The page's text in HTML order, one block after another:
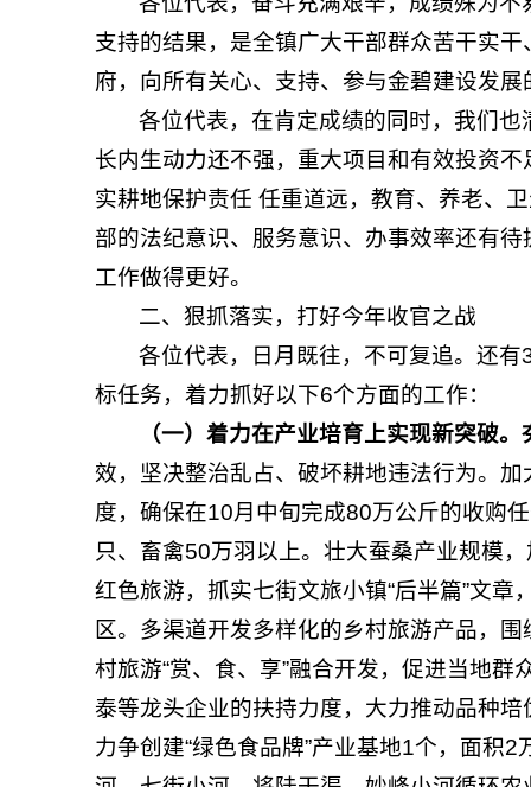
支持的结果，是全镇广大干部群众苦干实
府，向所有关心、支持、参与金碧建设发
各位代表，在肯定成绩的同时，我们
长内生动力还不强，重大项目和有效投资
实耕地保护责任 任重道远，教育、养老、
部的法纪意识、服务意识、办事效率还有
工作做得更好。
二、狠抓落实，打好今年收官之战
各位代表，日月既往，不可复追。还
标任务，着力抓好以下6个方面的工作：
（一）着力在产业培育上实现新突破。
效，坚决整治乱占、破坏耕地违法行为。
度，确保在10月中旬完成80万公斤的收购
只、畜禽50万羽以上。壮大蚕桑产业规模
红色旅游，抓实七街文旅小镇“后半篇”文
区。多渠道开发多样化的乡村旅游产品，
村旅游“赏、食、享”融合开发，促进当地
泰等龙头企业的扶持力度，大力推动品种
力争创建“绿色食品牌”产业基地1个，面